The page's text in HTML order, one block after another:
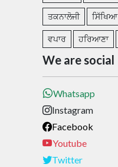
ਤਕਨਾਲੋਜੀ ਸਿੱਖਿਆ
ਵਪਾਰ ਹਰਿਆਣਾ
We are social
Whatsapp
Instagram
Facebook
Youtube
Twitter